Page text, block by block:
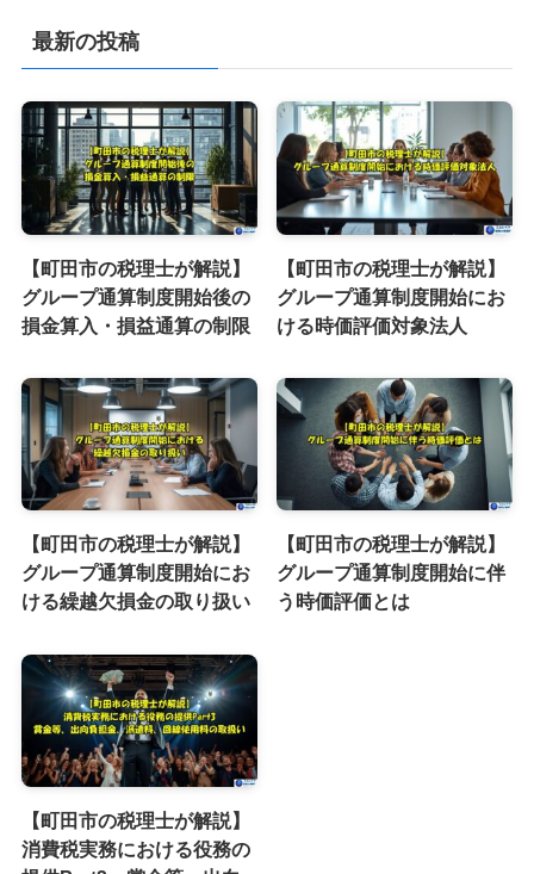
最新の投稿
【町田市の税理士が解説】
グループ通算制度開始後の
損金算入・損益通算の制限
【町田市の税理士が解説】
グループ通算制度開始にお
ける時価評価対象法人
【町田市の税理士が解説】
グループ通算制度開始にお
ける繰越欠損金の取り扱い
【町田市の税理士が解説】
グループ通算制度開始に伴
う時価評価とは
【町田市の税理士が解説】
消費税実務における役務の